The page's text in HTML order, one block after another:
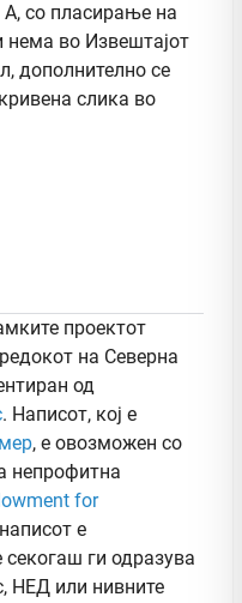
А, со пласирање на
во Извештајот
дополнително се
слика во
проектот
на Северна
од
. Написот, кој е
, e овозможен со
непрофитна
for
е
ги одразува
НЕД или нивните